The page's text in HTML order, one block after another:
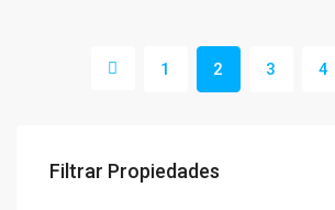
1 2 3 4
Filtrar Propiedades